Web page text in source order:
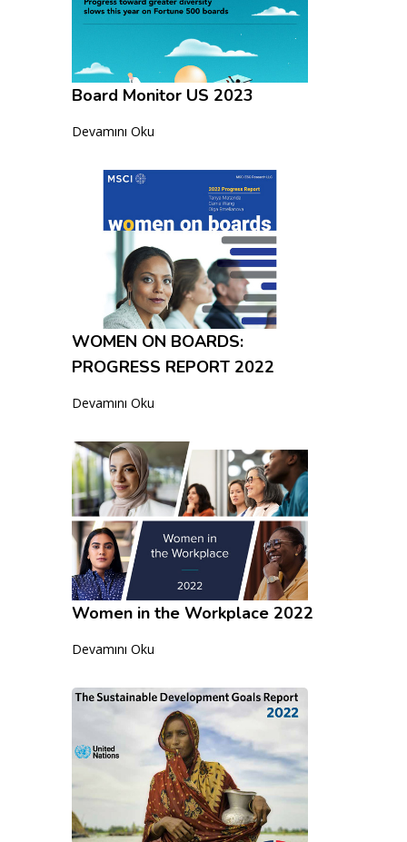
Board Monitor US 2023
Devamını Oku
WOMEN ON BOARDS:
PROGRESS REPORT 2022
Devamını Oku
Women in the Workplace 2022
Devamını Oku